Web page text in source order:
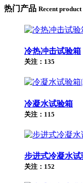
热门产品 Recent product
冷热冲击试验箱
关注：135
冷凝水试验箱
关注：115
步进式冷凝水试
关注：152